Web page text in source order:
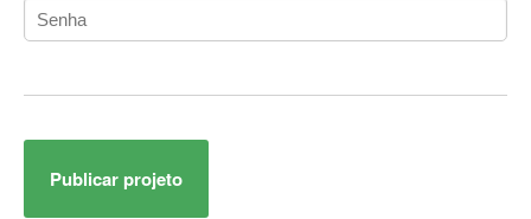
Administração de Redes
Administração PostgreSQL
ADO.NET Entity Framework
Publicar projeto